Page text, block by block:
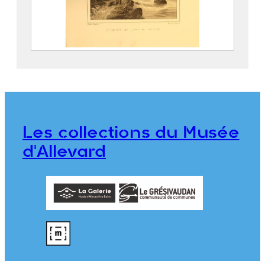
Allevard. Cascade du Bout du Monde
octobre 1808 – Grenoble, 18 juin
PEGERON, Claude
976.1.20
Les collections du Musée
d'Allevard